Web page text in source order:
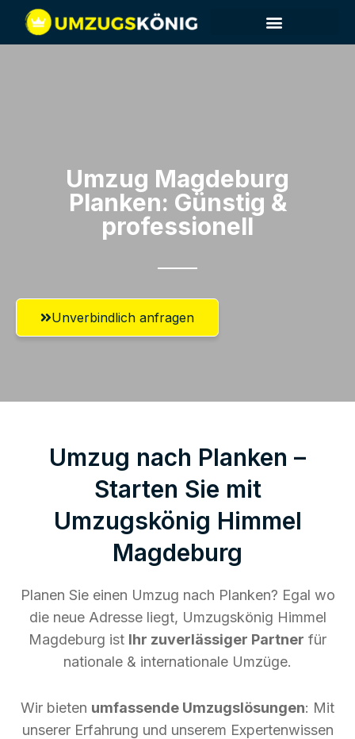
Umzug Magdeburg​
Planken: Günstig &
professionell​
Unverbindlich anfragen
Umzug nach Planken –
Starten Sie mit
Umzugskönig Himmel
Magdeburg
Planen Sie einen Umzug nach Planken? Egal wo
die neue Adresse liegt, Umzugskönig Himmel
Magdeburg ist Ihr zuverlässiger Partner für
nationale & internationale Umzüge.
Wir bieten umfassende Umzugslösungen: Mit
unserer Erfahrung und unserem Expertenwissen